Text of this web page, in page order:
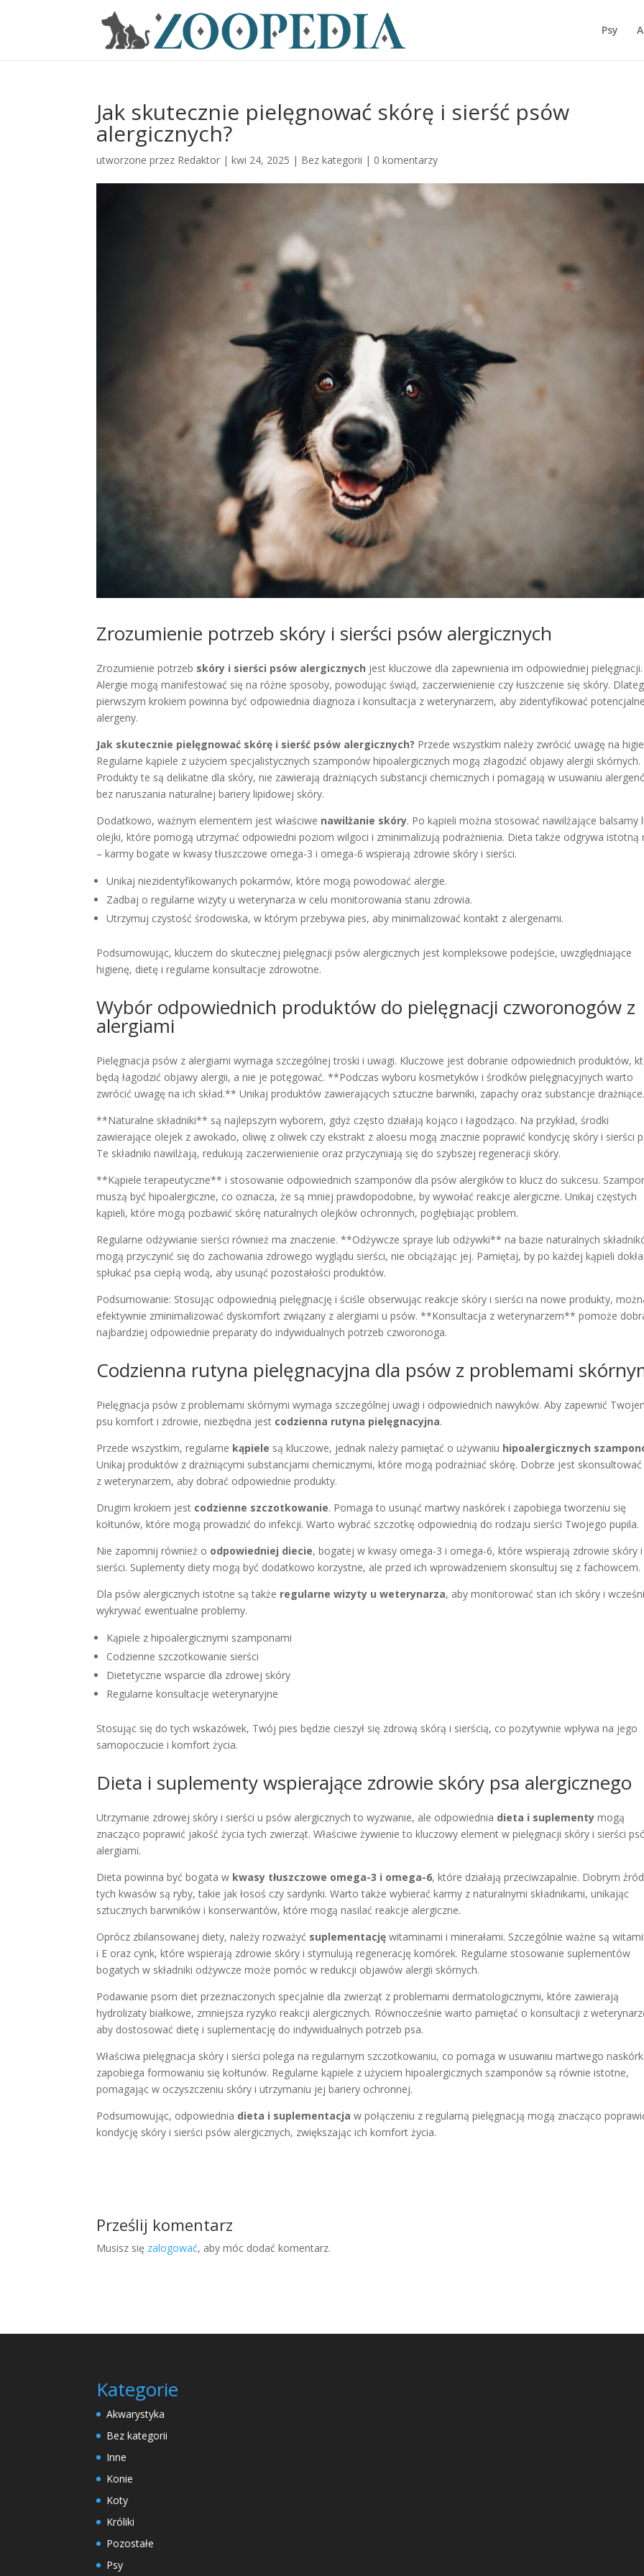
Psy
Jak skutecznie pielęgnować skórę i sierść psów
alergicznych?
utworzone przez Redaktor |kwi 24, 2025 | Bez kategorii | 0 komentarzy
Zrozumienie potrzeb skóry i sierści psów alergicznych
Zrozumienie potrzeb skóry i sierści psów alergicznych jest kluczowe dla zapewnienia im odpowiedniej pielęgnacji.
Alergie mogą manifestować się na różne sposoby, powodując świąd, zaczerwienienie czy łuszczenie się skóry.
pierwszym krokiem powinna być odpowiednia diagnoza i konsultacja z weterynarzem, aby zidentyfikować potencjalne
alergeny.
Jak skutecznie pielęgnować skórę i sierść psów alergicznych? Przede wszystkim należy zwrócić uwagę na
Regularne kąpiele z użyciem specjalistycznych szamponów hipoalergicznych mogą złagodzić objawy alergii skórnych.
Produkty te są delikatne dla skóry, nie zawierają drażniących substancji chemicznych i pomagają w usuwaniu
bez naruszania naturalnej bariery lipidowej skóry.
Dodatkowo, ważnym elementem jest właściwe nawilżanie skóry. Po kąpieli można stosować nawilżające balsamy
olejki, które pomogą utrzymać odpowiedni poziom wilgoci i zminimalizują podrażnienia. Dieta także odgrywa istotną
– karmy bogate w kwasy tłuszczowe omega-3 i omega-6 wspierają zdrowie skóry i sierści.
Unikaj niezidentyfikowanych pokarmów, które mogą powodować alergie.
Zadbaj o regularne wizyty u weterynarza w celu monitorowania stanu zdrowia.
Utrzymuj czystość środowiska, w którym przebywa pies, aby minimalizować kontakt z alergenami.
Podsumowując, kluczem do skutecznej pielęgnacji psów alergicznych jest kompleksowe podejście, uwzględniające
higienę, dietę i regularne konsultacje zdrowotne.
Wybór odpowiednich produktów do pielęgnacji czworonogów z
alergiami
Pielęgnacja psów z alergiami wymaga szczególnej troski i uwagi. Kluczowe jest dobranie odpowiednich produktów,
będą łagodzić objawy alergii, a nie je potęgować. **Podczas wyboru kosmetyków i środków pielęgnacyjnych warto
zwrócić uwagę na ich skład.** Unikaj produktów zawierających sztuczne barwniki, zapachy oraz substancje drażniące.
**Naturalne składniki** są najlepszym wyborem, gdyż często działają kojąco i łagodząco. Na przykład, środki
zawierające olejek z awokado, oliwę z oliwek czy ekstrakt z aloesu mogą znacznie poprawić kondycję skóry i sierści
Te składniki nawilżają, redukują zaczerwienienie oraz przyczyniają się do szybszej regeneracji skóry.
**Kąpiele terapeutyczne** i stosowanie odpowiednich szamponów dla psów alergików to klucz do sukcesu.
muszą być hipoalergiczne, co oznacza, że są mniej prawdopodobne, by wywołać reakcje alergiczne. Unikaj częstych
kąpieli, które mogą pozbawić skórę naturalnych olejków ochronnych, pogłębiając problem.
Regularne odżywianie sierści również ma znaczenie. **Odżywcze spraye lub odżywki** na bazie naturalnych
mogą przyczynić się do zachowania zdrowego wyglądu sierści, nie obciążając jej. Pamiętaj, by po każdej kąpieli
spłukać psa ciepłą wodą, aby usunąć pozostałości produktów.
Podsumowanie: Stosując odpowiednią pielęgnację i ściśle obserwując reakcje skóry i sierści na nowe produkty,
efektywnie zminimalizować dyskomfort związany z alergiami u psów. **Konsultacja z weterynarzem** pomoże
najbardziej odpowiednie preparaty do indywidualnych potrzeb czworonoga.
Codzienna rutyna pielęgnacyjna dla psów z problemami
Pielęgnacja psów z problemami skórnymi wymaga szczególnej uwagi i odpowiednich nawyków. Aby zapewnić
psu komfort i zdrowie, niezbędna jest codzienna rutyna pielęgnacyjna.
Przede wszystkim, regularne kąpiele są kluczowe, jednak należy pamiętać o używaniu hipoalergicznych
Unikaj produktów z drażniącymi substancjami chemicznymi, które mogą podrażniać skórę. Dobrze jest skonsultować
z weterynarzem, aby dobrać odpowiednie produkty.
Drugim krokiem jest codzienne szczotkowanie. Pomaga to usunąć martwy naskórek i zapobiega tworzeniu się
kołtunów, które mogą prowadzić do infekcji. Warto wybrać szczotkę odpowiednią do rodzaju sierści Twojego pupila.
Nie zapomnij również o odpowiedniej diecie, bogatej w kwasy omega-3 i omega-6, które wspierają zdrowie skóry i
sierści. Suplementy diety mogą być dodatkowo korzystne, ale przed ich wprowadzeniem skonsultuj się z fachowcem.
Dla psów alergicznych istotne są także regularne wizyty u weterynarza, aby monitorować stan ich skóry i
wykrywać ewentualne problemy.
Kąpiele z hipoalergicznymi szamponami
Codzienne szczotkowanie sierści
Dietetyczne wsparcie dla zdrowej skóry
Regularne konsultacje weterynaryjne
Stosując się do tych wskazówek, Twój pies będzie cieszył się zdrową skórą i sierścią, co pozytywnie wpływa na jego
samopoczucie i komfort życia.
Dieta i suplementy wspierające zdrowie skóry psa alergicznego
Utrzymanie zdrowej skóry i sierści u psów alergicznych to wyzwanie, ale odpowiednia dieta i suplementy mogą
znacząco poprawić jakość życia tych zwierząt. Właściwe żywienie to kluczowy element w pielęgnacji skóry i sierści
alergiami.
Dieta powinna być bogata w kwasy tłuszczowe omega-3 i omega-6, które działają przeciwzapalnie. Dobrym
tych kwasów są ryby, takie jak łosoś czy sardynki. Warto także wybierać karmy z naturalnymi składnikami, unikając
sztucznych barwników i konserwantów, które mogą nasilać reakcje alergiczne.
Oprócz zbilansowanej diety, należy rozważyć suplementację witaminami i minerałami. Szczególnie ważne są
i E oraz cynk, które wspierają zdrowie skóry i stymulują regenerację komórek. Regularne stosowanie suplementów
bogatych w składniki odżywcze może pomóc w redukcji objawów alergii skórnych.
Podawanie psom diet przeznaczonych specjalnie dla zwierząt z problemami dermatologicznymi, które zawierają
hydrolizaty białkowe, zmniejsza ryzyko reakcji alergicznych. Równocześnie warto pamiętać o konsultacji z
aby dostosować dietę i suplementację do indywidualnych potrzeb psa.
Właściwa pielęgnacja skóry i sierści polega na regularnym szczotkowaniu, co pomaga w usuwaniu martwego
zapobiega formowaniu się kołtunów. Regularne kąpiele z użyciem hipoalergicznych szamponów są równie istotne,
pomagając w oczyszczeniu skóry i utrzymaniu jej bariery ochronnej.
Podsumowując, odpowiednia dieta i suplementacja w połączeniu z regularną pielęgnacją mogą znacząco
kondycję skóry i sierści psów alergicznych, zwiększając ich komfort życia.
Prześlij komentarz
Musisz się zalogować, aby móc dodać komentarz.
Kategorie
Akwarystyka
Bez kategorii
Inne
Konie
Koty
Króliki
Pozostałe
Psy